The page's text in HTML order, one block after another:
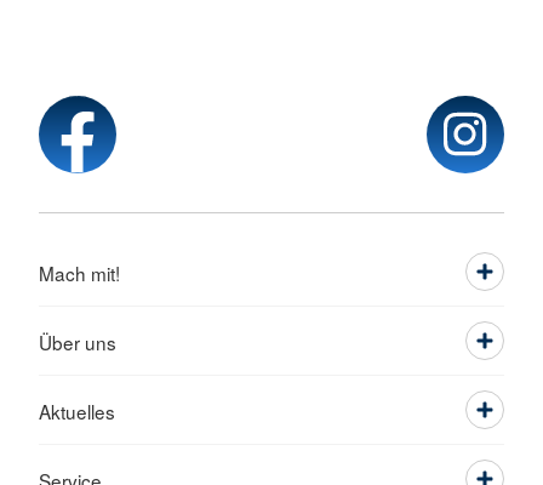
Mach mit!
Über uns
Aktuelles